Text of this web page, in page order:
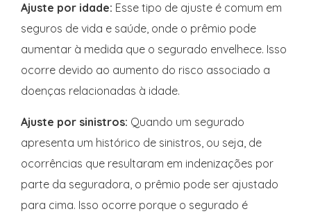
Ajuste por idade: Esse tipo de ajuste é comum em
seguros de vida e saúde, onde o prêmio pode
aumentar à medida que o segurado envelhece. Isso
ocorre devido ao aumento do risco associado a
doenças relacionadas à idade.
Ajuste por sinistros: Quando um segurado
apresenta um histórico de sinistros, ou seja, de
ocorrências que resultaram em indenizações por
parte da seguradora, o prêmio pode ser ajustado
para cima. Isso ocorre porque o segurado é